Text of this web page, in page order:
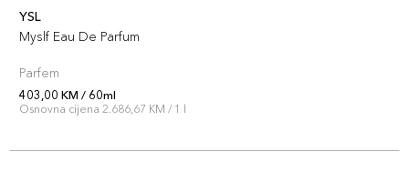
YSL
Myslf Eau De Parfum
Parfem
403,00 KM / 60ml
Osnovna cijena 2.686,67 KM / 1 l